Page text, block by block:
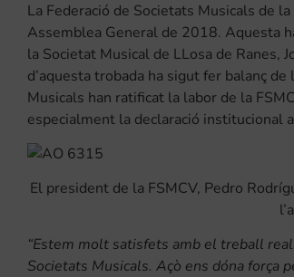
La Federació de Societats Musicals de
Assemblea General de 2018. Aquesta
la Societat Musical de LLosa de Ranes,
d’aquesta trobada ha sigut fer balanç
Musicals han ratificat la labor de la
especialment la declaració institucional
El president de la FSMCV, Pedro
“Estem molt satisfets amb el treball
Societats Musicals. Açò ens dóna força